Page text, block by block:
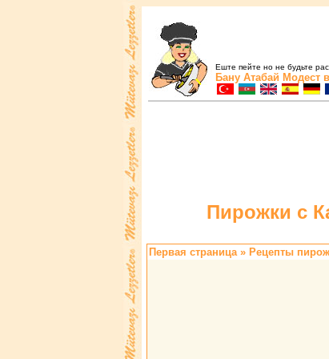
Еште пейте но не будьте
Бану Атабай Модест
Пиpожки с
Первая страница» Pецепты